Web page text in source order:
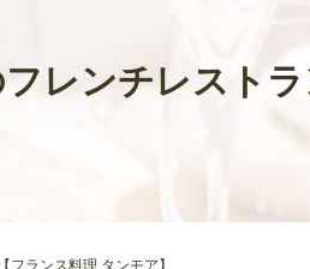
レンチレスト